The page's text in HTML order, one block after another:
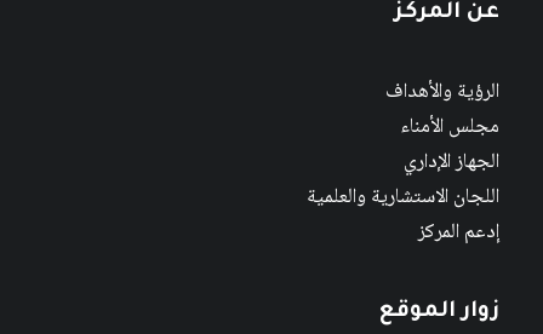
عن المركز
الرؤية والأهداف
مجلس الأمناء
الجهاز الإداري
اللجان الاستشارية والعلمية
إدعم المركز
زوار الموقع